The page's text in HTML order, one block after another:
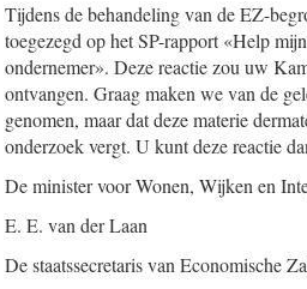
Tijdens de behandeling van de EZ-
toegezegd op het SP-rapport «Help
ondernemer». Deze reactie zou uw
ontvangen. Graag maken we van de
genomen, maar dat deze materie
onderzoek vergt. U kunt deze reactie
De minister voor Wonen, Wijken en
E. E. van der Laan
De staatssecretaris van Economische